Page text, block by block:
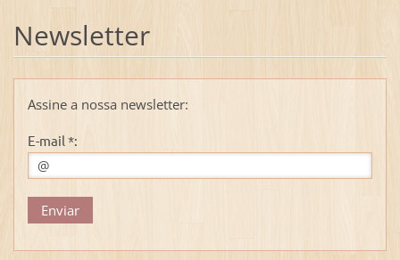
Newsletter
Assine a nossa newsletter:
E-mail *: